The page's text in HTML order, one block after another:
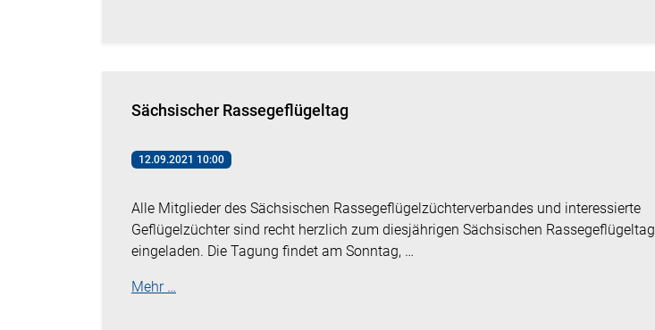
Sächsischer Rassegeflügeltag
12.09.2021 10:00
Alle Mitglieder des Sächsischen Rassegeflügelzüchterverbandes und interessierte
Geflügelzüchter sind recht herzlich zum diesjährigen Sächsischen Rassegeflügeltag
eingeladen. Die Tagung findet am Sonntag, …
Mehr …